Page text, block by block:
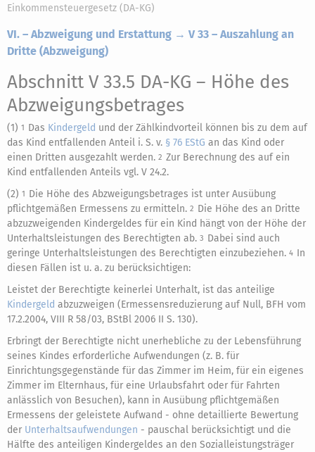
Einkommensteuergesetz (DA-KG)
VI. – Abzweigung und Erstattung → V 33 – Auszahlung an
Dritte (Abzweigung)
Abschnitt V 33.5 DA-KG – Höhe des
Abzweigungsbetrages
(1) 1 Das Kindergeld und der Zählkindvorteil können bis zu dem auf
das Kind entfallenden Anteil i. S. v. § 76 EStG an das Kind oder
einen Dritten ausgezahlt werden. 2 Zur Berechnung des auf ein
Kind entfallenden Anteils vgl. V 24.2.
(2) 1 Die Höhe des Abzweigungsbetrages ist unter Ausübung
pflichtgemäßen Ermessens zu ermitteln. 2 Die Höhe des an Dritte
abzuzweigenden Kindergeldes für ein Kind hängt von der Höhe der
Unterhaltsleistungen des Berechtigten ab. 3 Dabei sind auch
geringe Unterhaltsleistungen des Berechtigten einzubeziehen. 4 In
diesen Fällen ist u. a. zu berücksichtigen:
Leistet der Berechtigte keinerlei Unterhalt, ist das anteilige
Kindergeld abzuzweigen (Ermessensreduzierung auf Null, BFH vom
17.2.2004, VIII R 58/03, BStBl 2006 II S. 130).
Erbringt der Berechtigte nicht unerhebliche zu der Lebensführung
seines Kindes erforderliche Aufwendungen (z. B. für
Einrichtungsgegenstände für das Zimmer im Heim, für ein eigenes
Zimmer im Elternhaus, für eine Urlaubsfahrt oder für Fahrten
anlässlich von Besuchen), kann in Ausübung pflichtgemäßen
Ermessens der geleistete Aufwand - ohne detaillierte Bewertung
der Unterhaltsaufwendungen - pauschal berücksichtigt und die
Hälfte des anteiligen Kindergeldes an den Sozialleistungsträger